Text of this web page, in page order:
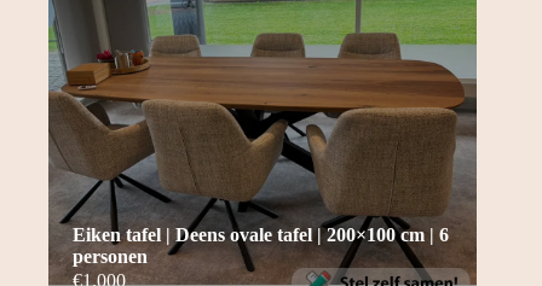
€1.000
Eiken tafel | Deens ovale tafel | 200×100 cm | 6
personen